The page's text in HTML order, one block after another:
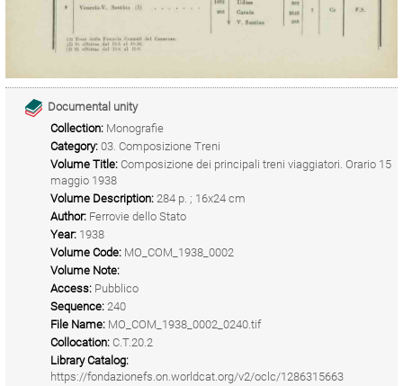
Documental unity
Collection: Monografie
Category: 03. Composizione Treni
Volume Title: Composizione dei principali treni viaggiatori. Orario 15
maggio 1938
Volume Description: 284 p. ; 16x24 cm
Author: Ferrovie dello Stato
Year: 1938
Volume Code: MO_COM_1938_0002
Volume Note:
Access: Pubblico
Sequence: 240
File Name: MO_COM_1938_0002_0240.tif
Collocation: C.T.20.2
Library Catalog:
https://fondazionefs.on.worldcat.org/v2/oclc/1286315663